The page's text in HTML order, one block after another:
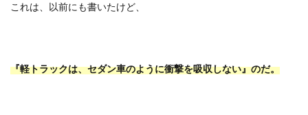
これは、以前にも書いたけど、
『軽トラックは、セダン車のように衝撃を吸収しない』のだ。